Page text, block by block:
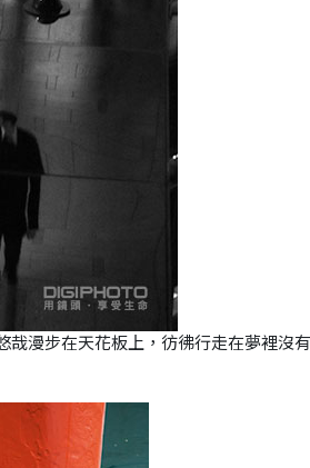
漫步在天花板上，彷彿行走在夢裡沒